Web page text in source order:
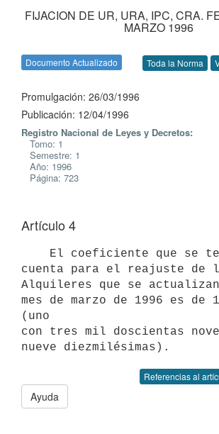
FIJACION DE UR, URA, IPC, CRA.
MARZO 1996
Documento Actualizado Toda la Norma
Promulgación: 26/03/1996
Publicación: 12/04/1996
Registro Nacional de Leyes y Decretos:
Tomo: 1
Semestre: 1
Año: 1996
Página: 723
Artículo 4
cuenta para el reajuste de
Alquileres que se
mes de marzo de 1996 es de
(uno
con tres mil doscientas
Referencias al
Ayuda